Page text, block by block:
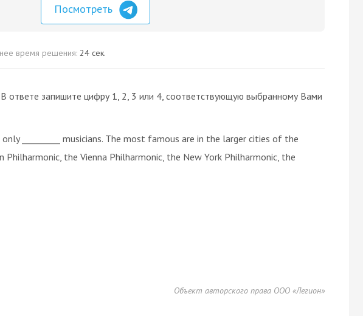
Посмотреть
время решения: 24 сек.
В ответе запишите цифру 1, 2, 3 или 4, соответствующую выбранному Вами
_________ musicians. The most famous are in the larger cities of the
the Vienna Philharmonic, the New York Philharmonic, the
Объект авторского права ООО «Легион»